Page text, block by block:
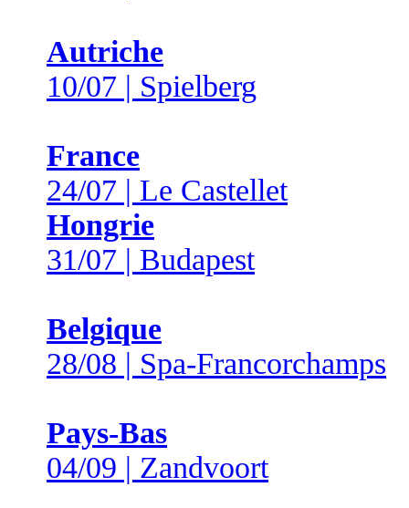
Autriche
10/07 | Spielberg
France
24/07 | Le Castellet
Hongrie
31/07 | Budapest
Belgique
28/08 | Spa-Francorchamps
Pays-Bas
04/09 | Zandvoort